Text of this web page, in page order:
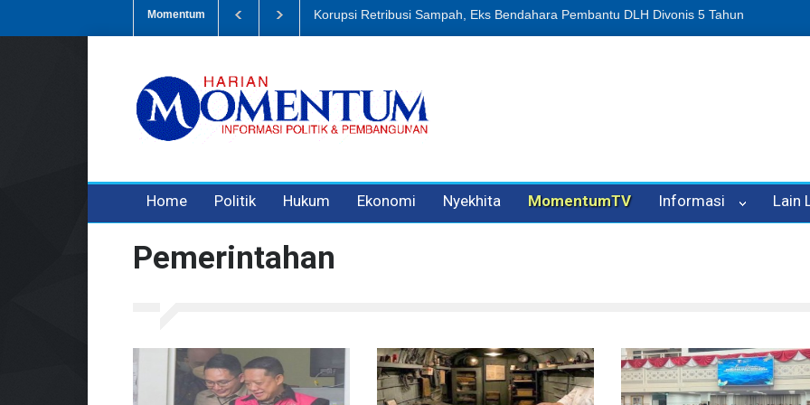
Momentum Dugaan Penipuan Oleh Oknum Kadis, Kuasa Hukum Pelapor Desak Polisi Tetapkan P-
Home Politik Hukum Ekonomi Nyekhita MomentumTV Informasi Lain
Pemerintahan